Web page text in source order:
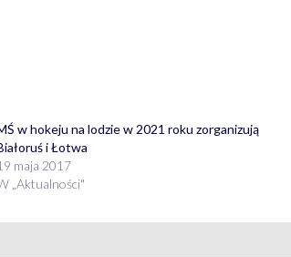
w hokeju na lodzie w 2021 roku zorganizują
i Łotwa
maja 2017
„Aktualności"